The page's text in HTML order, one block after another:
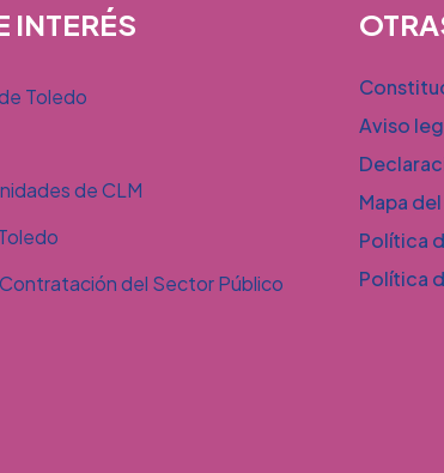
INTERÉS
Toledo
de CLM
del Sector Público
Aviso
Mapa
Política
Política